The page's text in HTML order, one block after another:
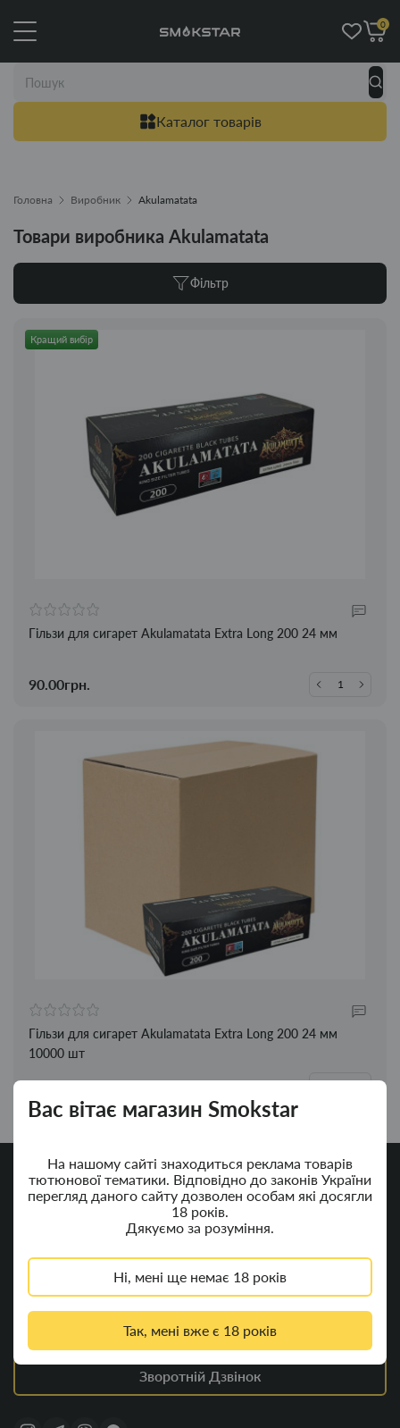
Вас вітає магазин Smokstar
На нашому сайті знаходиться реклама товарів
тютюнової тематики. Відповідно до законів України
перегляд даного сайту дозволен особам які досягли
18 років.
Дякуємо за розуміння.
Ні, мені ще немає 18 років
Так, мені вже є 18 років
Каталог товарів
0
Головна Виробник Akulamatata
Товари виробника Akulamatata
Фільтр
Кращий вибір
Гільзи для сигарет Akulamatata Extra Long 200 24 мм
90.00грн.
Гільзи для сигарет Akulamatata Extra Long 200 24 мм
10000 шт
3000.00грн.
+380 (66) 089-77-79
smokstar.com.ua@gmail.com
Зворотній Дзвінок